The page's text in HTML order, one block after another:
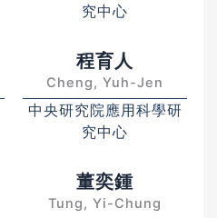
究中心
程育人
Cheng, Yuh-Jen
中央研究院應用科學研
究中心
董奕鍾
Tung, Yi-Chung